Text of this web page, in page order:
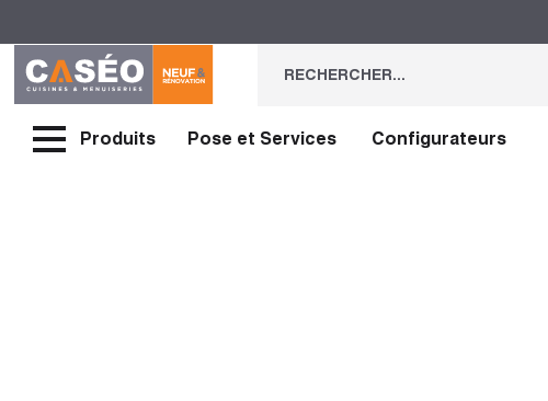
Produits Pose et Services Configurateurs